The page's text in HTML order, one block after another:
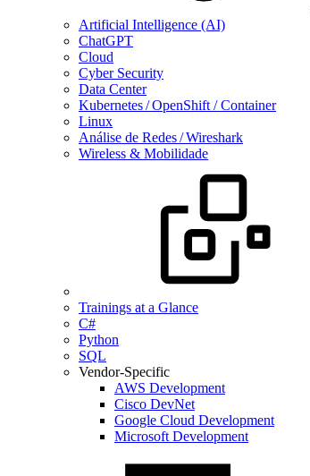
Artificial Intelligence (AI)
ChatGPT
Cloud
Cyber Security
Data Center
Kubernetes / OpenShift / Container
Linux
Análise de Redes / Wireshark
Wireless & Mobilidade
Trainings at a Glance
C#
Python
SQL
Vendor-Specific
AWS Development
Cisco DevNet
Google Cloud Development
Microsoft Development